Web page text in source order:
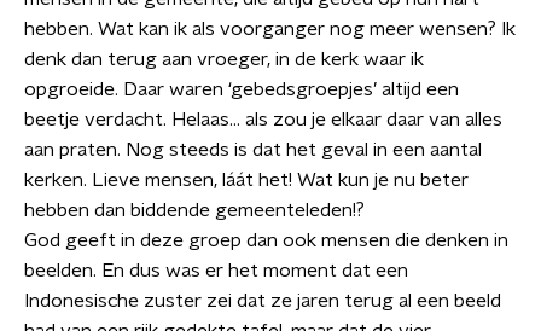
hebben. Wat kan ik als voorganger nog meer wensen? Ik
denk dan terug aan vroeger, in de kerk waar ik
opgroeide. Daar waren ‘gebedsgroepjes’ altijd een
beetje verdacht. Helaas… als zou je elkaar daar van alles
aan praten. Nog steeds is dat het geval in een aantal
kerken. Lieve mensen, láát het! Wat kun je nu beter
hebben dan biddende gemeenteleden!?
God geeft in deze groep dan ook mensen die denken in
beelden. En dus was er het moment dat een
Indonesische zuster zei dat ze jaren terug al een beeld